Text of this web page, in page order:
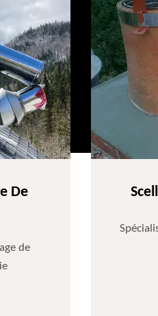
De
de